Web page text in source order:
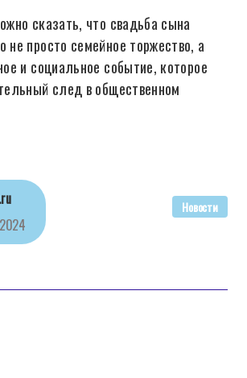
сказать, что свадьба сына
просто семейное торжество, а
и социальное событие, которое
след в общественном
Новости